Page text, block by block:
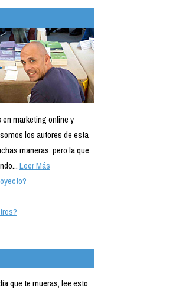
marketing online y
los autores de esta
maneras, pero la que
Leer Más
que te mueras, lee esto